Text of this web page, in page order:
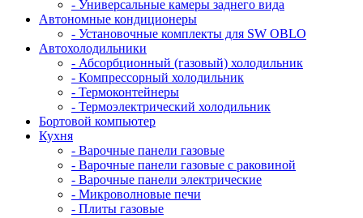
- Универсальные камеры заднего вида
Автономные кондиционеры
- Установочные комплекты для SW OBLO
Автохолодильники
- Абсорбционный (газовый) холодильник
- Компрессорный холодильник
- Термоконтейнеры
- Термоэлектрический холодильник
Бортовой компьютер
Кухня
- Варочные панели газовые
- Варочные панели газовые с раковиной
- Варочные панели электрические
- Микроволновые печи
- Плиты газовые